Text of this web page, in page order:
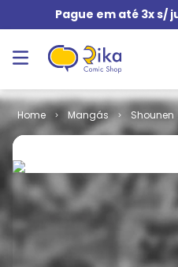
Pague em até 3x s/
Mangás Shounen